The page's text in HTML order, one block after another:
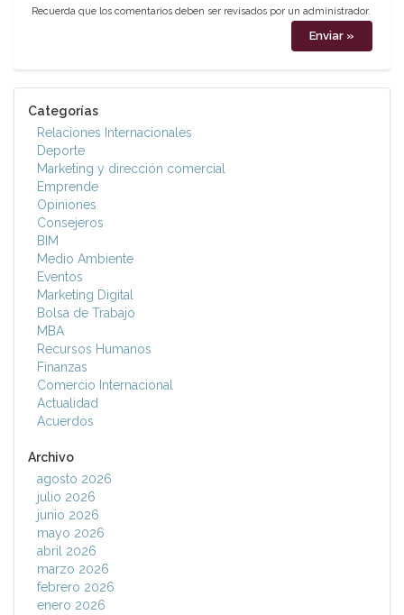
Recuerda que los comentarios deben ser revisados por un administrador.
Categorías
Relaciones Internacionales
Deporte
Marketing y dirección comercial
Emprende
Opiniones
Consejeros
BIM
Medio Ambiente
Eventos
Marketing Digital
Bolsa de Trabajo
MBA
Recursos Humanos
Finanzas
Comercio Internacional
Actualidad
Acuerdos
Archivo
agosto 2026
julio 2026
junio 2026
mayo 2026
abril 2026
marzo 2026
febrero 2026
enero 2026